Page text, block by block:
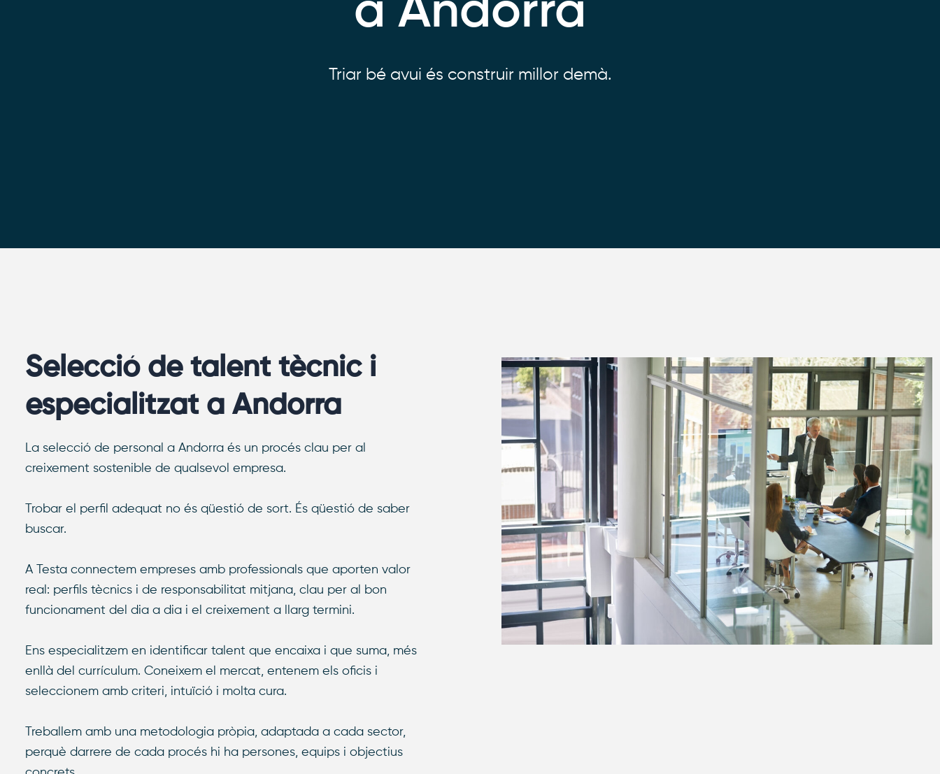
a Andorra
Triar bé avui és construir millor demà.
Selecció de talent tècnic i
especialitzat a Andorra
La selecció de personal a Andorra és un procés clau per al
creixement sostenible de qualsevol empresa.
Trobar el perfil adequat no és qüestió de sort. És qüestió de saber
buscar.
A Testa connectem empreses amb professionals que aporten valor
real: perfils tècnics i de responsabilitat mitjana, clau per al bon
funcionament del dia a dia i el creixement a llarg termini.
Ens especialitzem en identificar talent que encaixa i que suma, més
enllà del currículum. Coneixem el mercat, entenem els oficis i
seleccionem amb criteri, intuïció i molta cura.
Treballem amb una metodologia pròpia, adaptada a cada sector,
perquè darrere de cada procés hi ha persones, equips i objectius